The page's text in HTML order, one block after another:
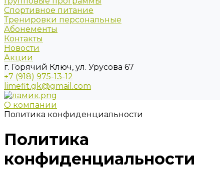
Спортивное питание
Тренировки персональные
Абонементы
Контакты
Новости
Акции
г. Горячий Ключ, ул. Урусова 67
+7 (918) 975-13-12
limefit.gk@gmail.com
О компании
Политика конфиденциальности
Политика
конфиденциальности